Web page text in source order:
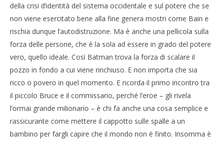
della crisi d’identità del sistema occidentale e sul potere che se
non viene esercitato bene alla fine genera mostri come Bain e
rischia dunque l’autodistruzione. Ma è anche una pellicola sulla
forza delle persone, che è la sola ad essere in grado del potere
vero, quello ideale. Così Batman trova la forza di scalare il
pozzo in fondo a cui viene rinchiuso. E non importa che sia
ricco o povero in quel momento. E ricorda il primo incontro tra
il piccolo Bruce e il commissario, perché l’eroe – gli rivela
l’ormai grande milionario – è chi fa anche una cosa semplice e
rassicurante come mettere il cappotto sulle spalle a un
bambino per fargli capire che il mondo non è finito. Insomma è